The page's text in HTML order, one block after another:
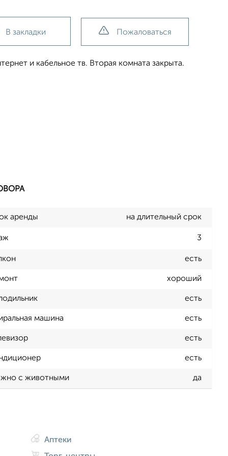
В закладки Пожаловаться
и кабельное тв. Вторая комната закрыта.
аренды на длительный срок
3
есть
хороший
есть
машина есть
есть
есть
с животными да
Аптеки